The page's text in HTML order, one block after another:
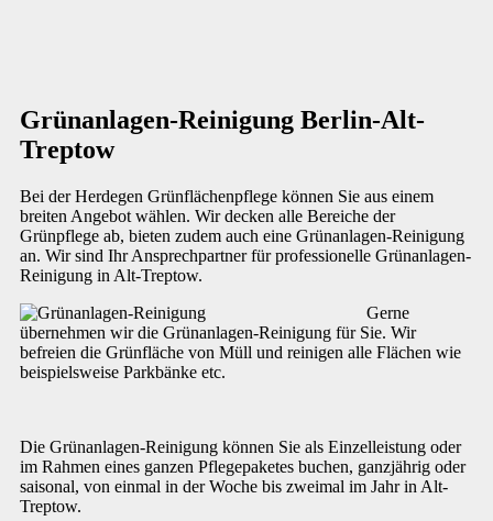
Grünanlagen-Reinigung Berlin-Alt-
Treptow
Bei der Herdegen Grünflächenpflege können Sie aus einem
breiten Angebot wählen. Wir decken alle Bereiche der
Grünpflege ab, bieten zudem auch eine Grünanlagen-Reinigung
an. Wir sind Ihr Ansprechpartner für professionelle Grünanlagen-
Reinigung in Alt-Treptow.
Gerne
übernehmen wir die Grünanlagen-Reinigung für Sie. Wir
befreien die Grünfläche von Müll und reinigen alle Flächen wie
beispielsweise Parkbänke etc.
Die Grünanlagen-Reinigung können Sie als Einzelleistung oder
im Rahmen eines ganzen Pflegepaketes buchen, ganzjährig oder
saisonal, von einmal in der Woche bis zweimal im Jahr in Alt-
Treptow.